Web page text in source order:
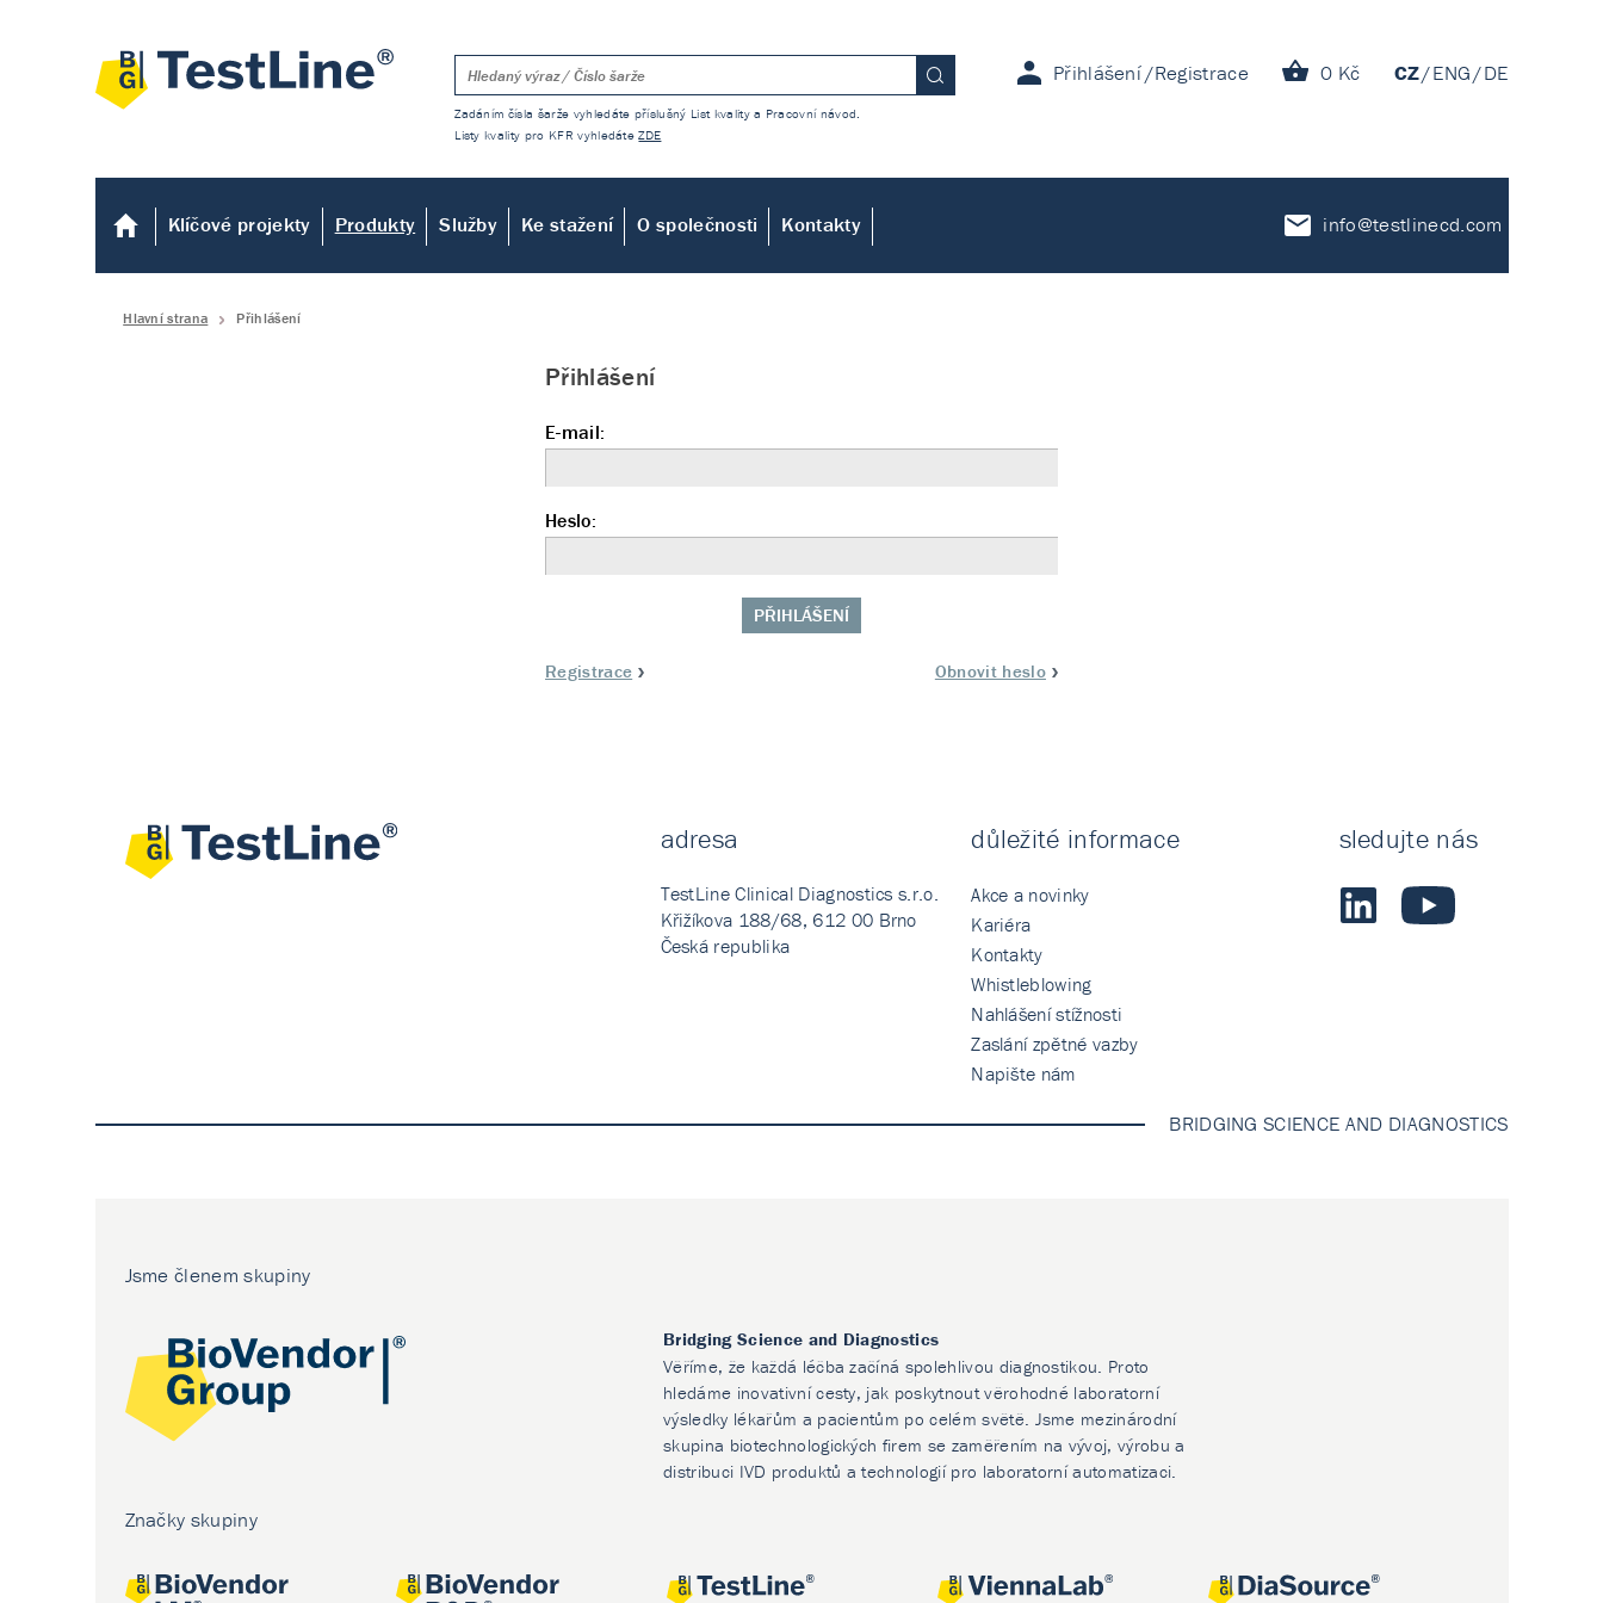
Přihlášení Registrace 0 Kč CZ ENG DE
Zadáním čísla šarže vyhledáte příslušný List kvality a Pracovní návod.
Listy kvality pro KFR vyhledáteZDE
Klíčové projekty Produkty Služby Ke stažení O společnosti Kontakty info@testlinecd.com
Hlavní strana Přihlášení
Přihlášení
E-mail:
Heslo:
PŘIHLÁŠENÍ
Registrace Obnovit heslo
adresa
TestLine Clinical Diagnostics s.r.o.
Křižíkova 188/68, 612 00 Brno
Česká republika
důležité informace
Akce a novinky
Kariéra
Kontakty
Whistleblowing
Nahlášení stížnosti
Zaslání zpětné vazby
Napište nám
sledujte nás
BRIDGING SCIENCE AND DIAGNOSTICS
Jsme členem skupiny
Bridging Science and Diagnostics
Věříme, že každá léčba začíná spolehlivou diagnostikou. Proto
hledáme inovativní cesty, jak poskytnout věrohodné laboratorní
výsledky lékařům a pacientům po celém světě. Jsme mezinárodní
skupina biotechnologických firem se zaměřením na vývoj, výrobu a
distribuci IVD produktů a technologií pro laboratorní automatizaci.
Značky skupiny